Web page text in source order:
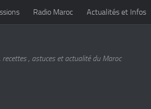
Radio Maroc Actualités et Infos
recettes , astuces et actualité du Maroc